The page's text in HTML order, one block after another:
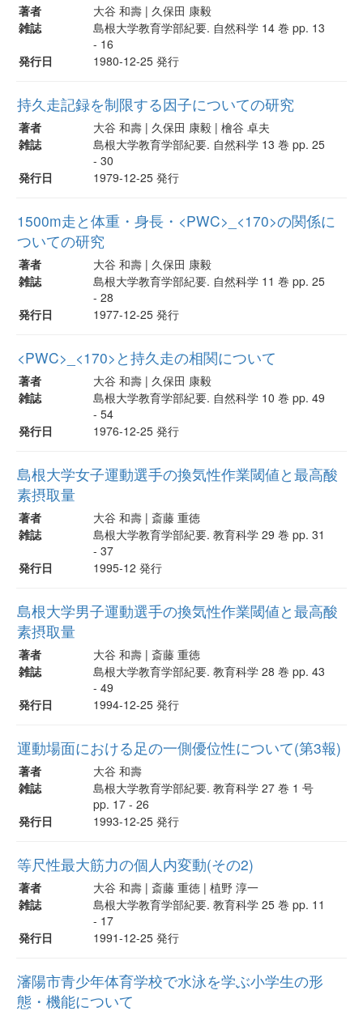
著者
大谷 和壽 | 久保田 康毅
雑誌
島根大学教育学部紀要. 自然科学 14 巻 pp. 13
- 16
発行日
1980-12-25 発行
持久走記録を制限する因子についての研究
著者
大谷 和壽 | 久保田 康毅 | 檜谷 卓夫
雑誌
島根大学教育学部紀要. 自然科学 13 巻 pp. 25
- 30
発行日
1979-12-25 発行
1500m走と体重・身長・<PWC>_<170>の関係に
ついての研究
著者
大谷 和壽 | 久保田 康毅
雑誌
島根大学教育学部紀要. 自然科学 11 巻 pp. 25
- 28
発行日
1977-12-25 発行
<PWC>_<170>と持久走の相関について
著者
大谷 和壽 | 久保田 康毅
雑誌
島根大学教育学部紀要. 自然科学 10 巻 pp. 49
- 54
発行日
1976-12-25 発行
島根大学女子運動選手の換気性作業閾値と最高酸
素摂取量
著者
大谷 和壽 | 斎藤 重徳
雑誌
島根大学教育学部紀要. 教育科学 29 巻 pp. 31
- 37
発行日
1995-12 発行
島根大学男子運動選手の換気性作業閾値と最高酸
素摂取量
著者
大谷 和壽 | 斎藤 重徳
雑誌
島根大学教育学部紀要. 教育科学 28 巻 pp. 43
- 49
発行日
1994-12-25 発行
運動場面における足の一側優位性について(第3報)
著者
大谷 和壽
雑誌
島根大学教育学部紀要. 教育科学 27 巻 1 号
pp. 17 - 26
発行日
1993-12-25 発行
等尺性最大筋力の個人内変動(その2)
著者
大谷 和壽 | 斎藤 重徳 | 植野 淳一
雑誌
島根大学教育学部紀要. 教育科学 25 巻 pp. 11
- 17
発行日
1991-12-25 発行
瀋陽市青少年体育学校で水泳を学ぶ小学生の形
態・機能について